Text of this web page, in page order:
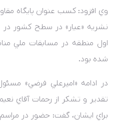
وي افزود: کسب عنوان پايگاه
نشريه «عيار» در سطح کشور
اول منطقه در مسابقات ملي
شده بود.
در ادامه «اميرعلي فرضي»
تقدير و تشکر از رحمات آقاي
براي ايشان، گفت: حضور در